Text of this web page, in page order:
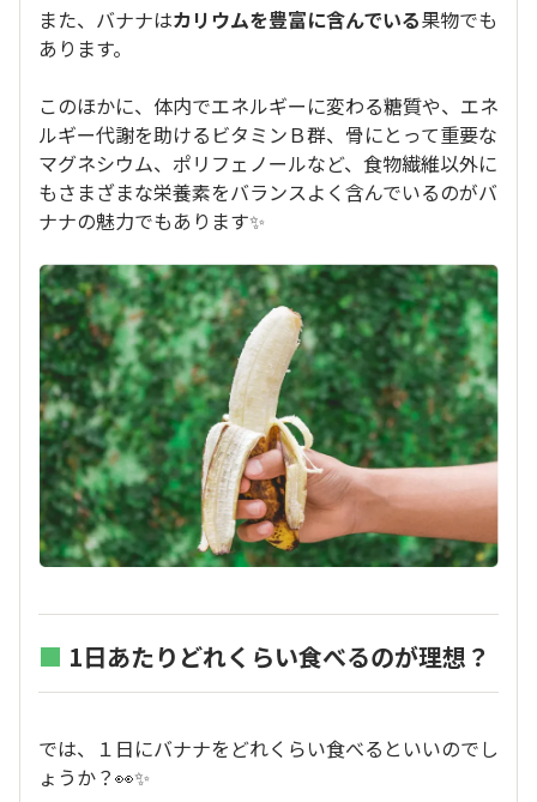
また、バナナはカリウムを豊富に含んでいる果物でも
あります。
このほかに、体内でエネルギーに変わる糖質や、エネ
ルギー代謝を助けるビタミンＢ群、骨にとって重要な
マグネシウム、ポリフェノールなど、食物繊維以外に
もさまざまな栄養素をバランスよく含んでいるのがバ
ナナの魅力でもあります✨
■ 1日あたりどれくらい食べるのが理想？
では、１日にバナナをどれくらい食べるといいのでし
ょうか？👀✨